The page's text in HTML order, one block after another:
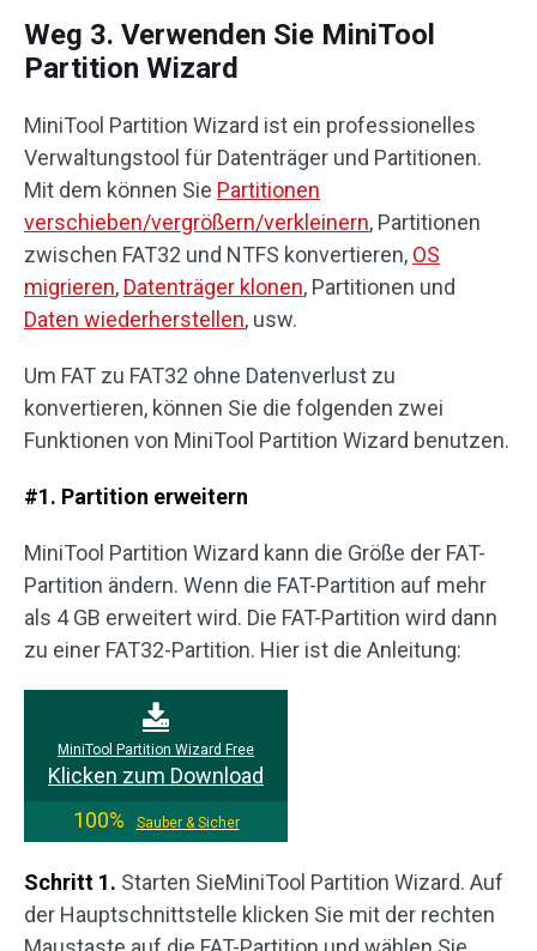
Weg 3. Verwenden Sie MiniTool
Partition Wizard
MiniTool Partition Wizard ist ein professionelles
Verwaltungstool für Datenträger und Partitionen.
Mit dem können Sie Partitionen
verschieben/vergrößern/verkleinern, Partitionen
zwischen FAT32 und NTFS konvertieren, OS
migrieren, Datenträger klonen, Partitionen und
Daten wiederherstellen, usw.
Um FAT zu FAT32 ohne Datenverlust zu
konvertieren, können Sie die folgenden zwei
Funktionen von MiniTool Partition Wizard benutzen.
#1. Partition erweitern
MiniTool Partition Wizard kann die Größe der FAT-
Partition ändern. Wenn die FAT-Partition auf mehr
als 4 GB erweitert wird. Die FAT-Partition wird dann
zu einer FAT32-Partition. Hier ist die Anleitung:
MiniTool Partition Wizard Free
Klicken zum Download
100%
Sauber & Sicher
Schritt 1. Starten SieMiniTool Partition Wizard. Auf
der Hauptschnittstelle klicken Sie mit der rechten